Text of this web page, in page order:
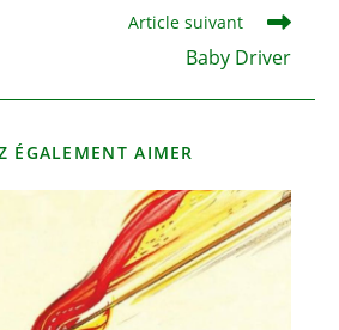
Article suivant
Baby Driver
ÉGALEMENT AIMER